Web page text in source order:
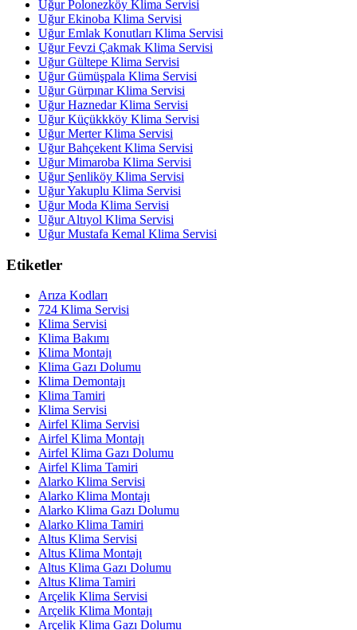
Uğur Polonezköy Klima Servisi
Uğur Ekinoba Klima Servisi
Uğur Emlak Konutları Klima Servisi
Uğur Fevzi Çakmak Klima Servisi
Uğur Gültepe Klima Servisi
Uğur Gümüşpala Klima Servisi
Uğur Gürpınar Klima Servisi
Uğur Haznedar Klima Servisi
Uğur Küçükkköy Klima Servisi
Uğur Merter Klima Servisi
Uğur Bahçekent Klima Servisi
Uğur Mimaroba Klima Servisi
Uğur Şenliköy Klima Servisi
Uğur Yakuplu Klima Servisi
Uğur Moda Klima Servisi
Uğur Altıyol Klima Servisi
Uğur Mustafa Kemal Klima Servisi
Etiketler
Arıza Kodları
724 Klima Servisi
Klima Servisi
Klima Bakımı
Klima Montajı
Klima Gazı Dolumu
Klima Demontajı
Klima Tamiri
Klima Servisi
Airfel Klima Servisi
Airfel Klima Montajı
Airfel Klima Gazı Dolumu
Airfel Klima Tamiri
Alarko Klima Servisi
Alarko Klima Montajı
Alarko Klima Gazı Dolumu
Alarko Klima Tamiri
Altus Klima Servisi
Altus Klima Montajı
Altus Klima Gazı Dolumu
Altus Klima Tamiri
Arçelik Klima Servisi
Arçelik Klima Montajı
Arçelik Klima Gazı Dolumu